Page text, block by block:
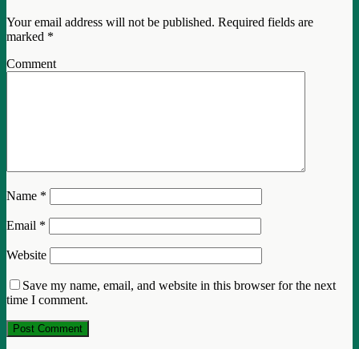
Your email address will not be published. Required fields are
marked *
Comment
Name *
Email *
Website
Save my name, email, and website in this browser for the next
time I comment.